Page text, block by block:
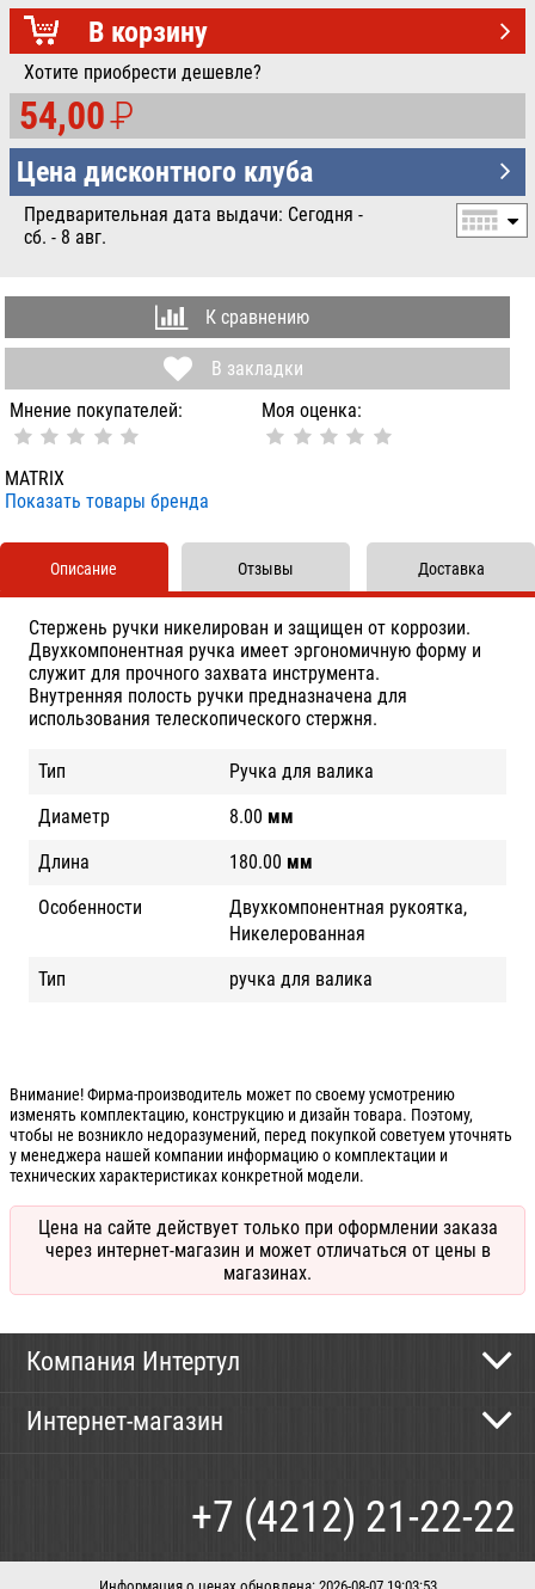
УБ.
В корзину
Хотите приобрести дешевле?
54,00P
УБ.
Цена дисконтного клуба
Предварительная дата выдачи: Сегодня -
сб. - 8 авг.
К сравнению
В закладки
Мнение покупателей:
Моя оценка:
MATRIX
Показать товары бренда
Описание
Стержень ручки никелирован и защищен от коррозии.
Двухкомпонентная ручка имеет эргономичную форму и
служит для прочного захвата инструмента.
Внутренняя полость ручки предназначена для
использования телескопического стержня.
Тип
Ручка для валика
Диаметр
8.00 мм
Длина
180.00 мм
Особенности
Двухкомпонентная рукоятка,
Никелерованная
Тип
ручка для валика
Отзывы Доставка
Внимание! Фирма-производитель может по своему усмотрению
изменять комплектацию, конструкцию и дизайн товара. Поэтому,
чтобы не возникло недоразумений, перед покупкой советуем уточнять
у менеджера нашей компании информацию о комплектации и
технических характеристиках конкретной модели.
Цена на сайте действует только при оформлении заказа
через интернет-магазин и может отличаться от цены в
магазинах.
Компания Интертул
Новости
Интернет-магазин
+7 (4212) 21-22-22